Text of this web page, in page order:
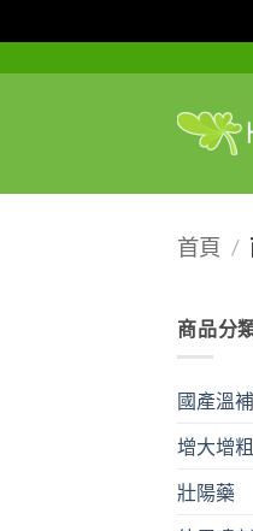
首頁 /
商品分
國產溫補
增大增粗
壯陽藥